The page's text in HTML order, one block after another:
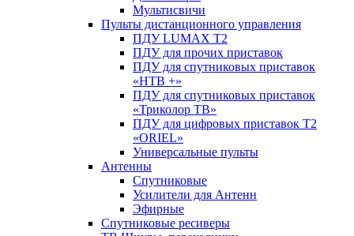
Мультисвичи
Пульты дистанционного управления
ПДУ LUMAX Т2
ПДУ для прочих приставок
ПДУ для спутниковых приставок
«НТВ +»
ПДУ для спутниковых приставок
«Триколор ТВ»
ПДУ для цифровых приставок Т2
«ORIEL»
Универсальные пульты
Антенны
Спутниковые
Усилители для Антенн
Эфирные
Спутниковые ресиверы